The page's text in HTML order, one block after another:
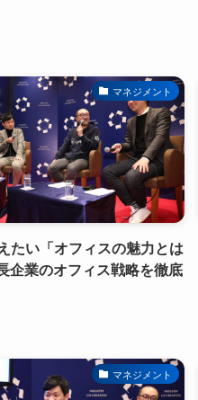
マネジメント
たい「オフィスの魅力とは
企業のオフィス戦略を徹底
マネジメント